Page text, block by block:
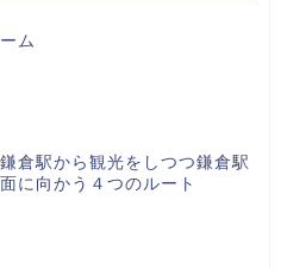
ム
倉駅から観光をしつつ鎌倉駅
に向かう４つのルート